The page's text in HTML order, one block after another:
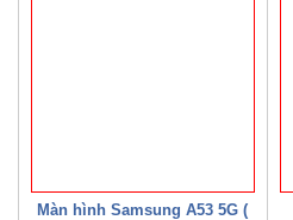
Màn hình Samsung A53 5G (